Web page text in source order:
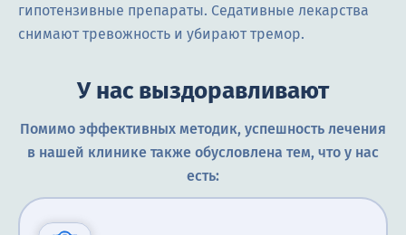
гипотензивные препараты. Седативные лекарства
снимают тревожность и убирают тремор.
У нас выздоравливают
Помимо эффективных методик, успешность лечения
в нашей клинике также обусловлена тем, что у нас
есть: